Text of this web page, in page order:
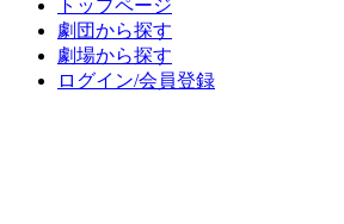
トップページ
劇団から探す
劇場から探す
ログイン/会員登録